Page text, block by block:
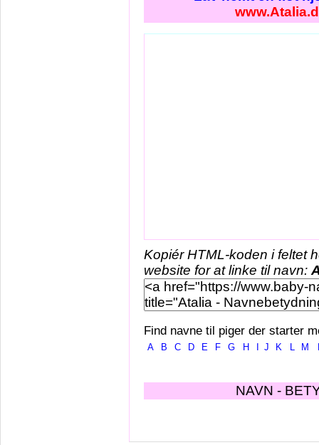
Kopiér HTML-koden i feltet
website for at linke til navn:
Find navne til piger der starter
A B C D E F G H J K L M
NAVN -